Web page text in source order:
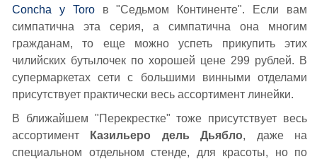
Concha y Toroв "Седьмом Континенте". Если вам
симпатична эта серия, а симпатична она многим
гражданам, то еще можно успеть прикупить этих
чилийских бутылочек по хорошей цене 299 рублей. В
супермаркетах сети с большими винными отделами
присутствует практически весь ассортимент линейки.
В ближайшем "Перекрестке" тоже присутствует весь
ассортимент
Казильеро дель Дьябло, даже на
специальном отдельном стенде, для красоты, но по